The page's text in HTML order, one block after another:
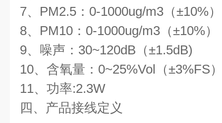
7、PM2.5：0-1000ug/m3（±10%）
8、PM10：0-1000ug/m3（±10%）
9、噪声：30~120dB（±1.5dB)
10、含氧量：0~25%Vol（±3%FS
11、功率:2.3W
四、产品接线定义